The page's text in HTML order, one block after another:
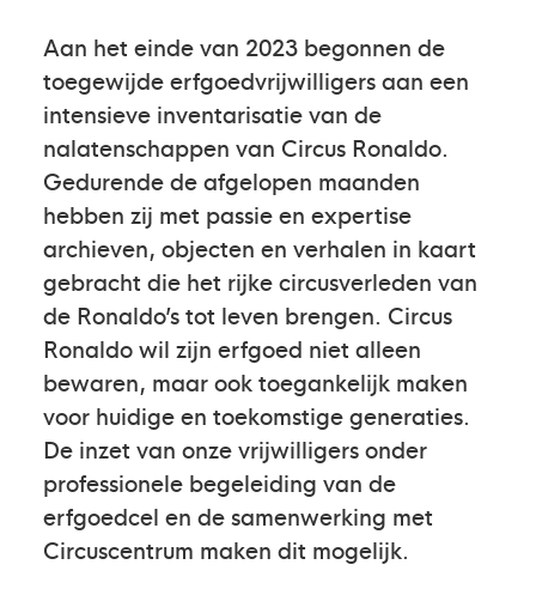
Aan het einde van 2023 begonnen de
toegewijde erfgoedvrijwilligers aan een
intensieve inventarisatie van de
nalatenschappen van Circus Ronaldo.
Gedurende de afgelopen maanden
hebben zij met passie en expertise
archieven, objecten en verhalen in kaart
gebracht die het rijke circusverleden van
de Ronaldo’s tot leven brengen. Circus
Ronaldo wil zijn erfgoed niet alleen
bewaren, maar ook toegankelijk maken
voor huidige en toekomstige generaties.
De inzet van onze vrijwilligers onder
professionele begeleiding van de
erfgoedcel en de samenwerking met
Circuscentrum maken dit mogelijk.